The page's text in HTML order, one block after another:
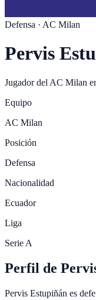
Defensa · AC Milan
Pervis
Jugador del AC Milan
Equipo
AC Milan
Posición
Defensa
Nacionalidad
Ecuador
Liga
Serie A
Perfil de
Pervis Estupiñán es